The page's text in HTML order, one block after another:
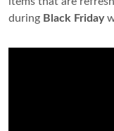
during Black Friday